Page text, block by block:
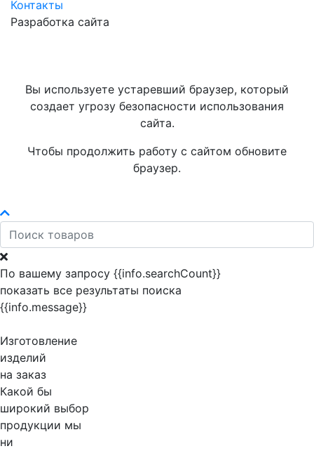
Контакты
Разработка сайта
Вы используете устаревший браузер, который
создает угрозу безопасности использования
сайта.
Чтобы продолжить работу с сайтом обновите
браузер.
По вашему запросу {{info.searchCount}}
показать все результаты поиска
{{info.message}}
Изготовление
изделий
на заказ
Какой бы
широкий выбор
продукции мы
ни